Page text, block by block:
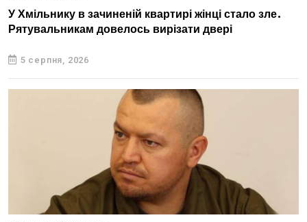
У Хмільнику в зачиненій квартирі жінці стало зле.
Рятувальникам довелось вирізати двері
5 серпня, 2026